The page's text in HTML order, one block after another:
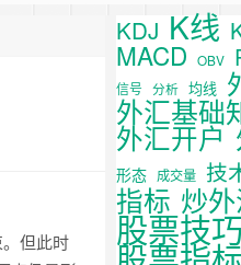
但此时
KDJ K线
MACD OBV
信号 分析 均线
外汇基础
外汇开户
形态 成交量 技
指标 炒
股票技